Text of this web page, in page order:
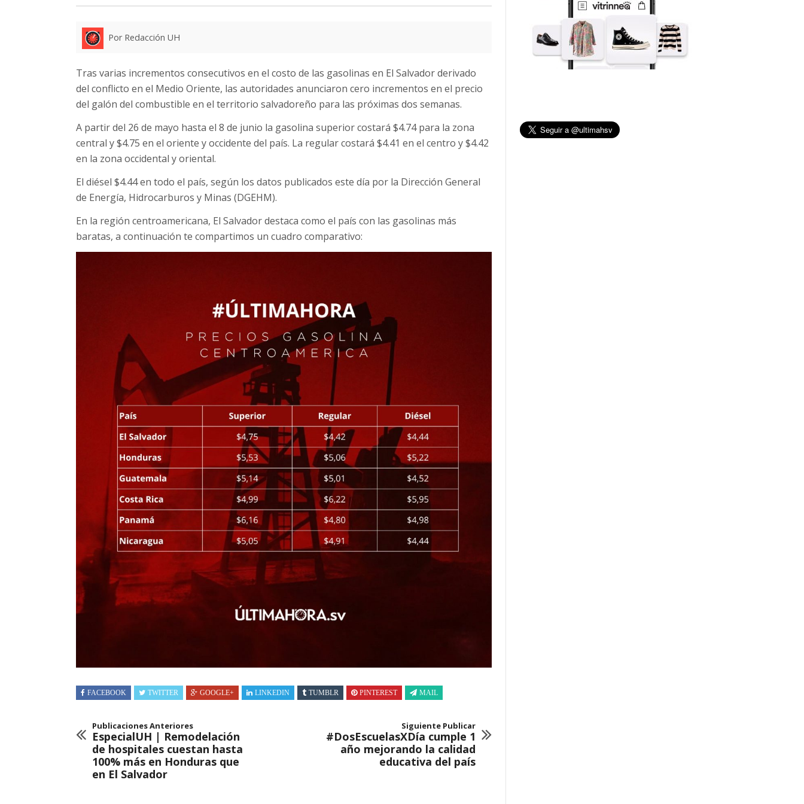
Por Redacción UH
Tras varias incrementos consecutivos en el costo de las gasolinas en El Salvador derivado
del conflicto en el Medio Oriente, las autoridades anunciaron cero incrementos en el precio
del galón del combustible en el territorio salvadoreño para las próximas dos semanas.
A partir del 26 de mayo hasta el 8 de junio la gasolina superior costará $4.74 para la zona
central y $4.75 en el oriente y occidente del país. La regular costará $4.41 en el centro y $4.42
en la zona occidental y oriental.
El diésel $4.44 en todo el país, según los datos publicados este día por la Dirección General
de Energía, Hidrocarburos y Minas (DGEHM).
En la región centroamericana, El Salvador destaca como el país con las gasolinas más
baratas, a continuación te compartimos un cuadro comparativo:
FACEBOOK TWITTER GOOGLE+ LINKEDIN TUMBLR PINTEREST MAIL
Publicaciones Anteriores
EspecialUH | Remodelación
de hospitales cuestan hasta
100% más en Honduras que
en El Salvador
Siguiente Publicar
#DosEscuelasXDía cumple 1
año mejorando la calidad
educativa del país